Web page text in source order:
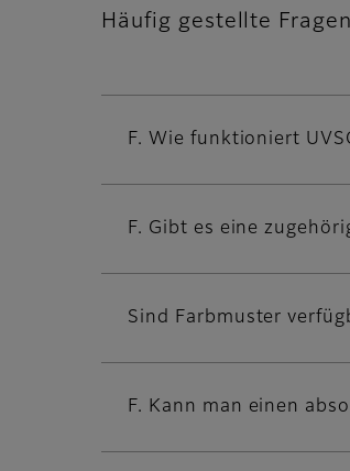
Häufig gestellte
F. Wie funktioniert
F. Gibt es eine
Sind Farbmuster
F. Kann man einen